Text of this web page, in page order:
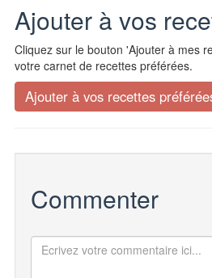
Ajouter à vos
Cliquez sur le bouton 'Ajouter à mes
votre carnet de recettes préférées.
Commenter